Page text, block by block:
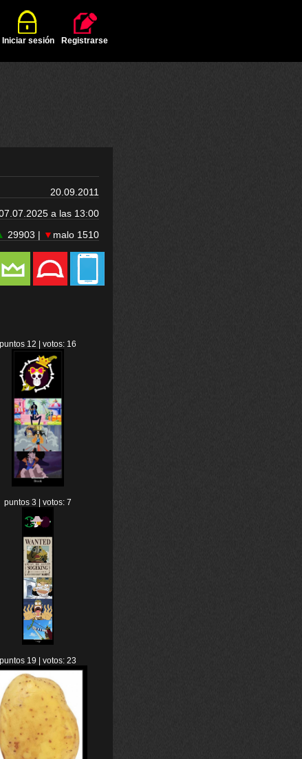
Iniciar sesión Registrarse
20.09.2011
a las 13:00
29903 | ▼ malo 1510
puntos 12 | votos: 16
puntos 3 | votos: 7
puntos 19 | votos: 23